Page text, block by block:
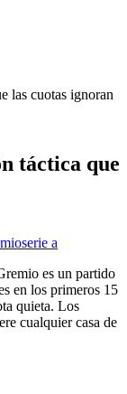
las cuotas ignoran
táctica que
serie a
es un partido
en los primeros 15
quieta. Los
cualquier casa de